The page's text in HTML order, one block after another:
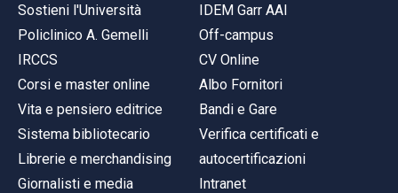
Sostieni l'Università
Policlinico A. Gemelli
IRCCS
Corsi e master online
Vita e pensiero editrice
Sistema bibliotecario
Librerie e merchandising
Giornalisti e media
IDEM Garr AAI
Off-campus
CV Online
Albo Fornitori
Bandi e Gare
Verifica certificati e
autocertificazioni
Intranet